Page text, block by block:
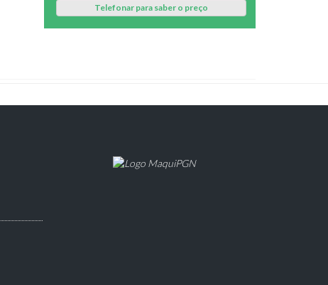
Telefonar para saber o preço